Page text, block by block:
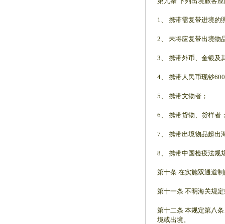
1、 携带需复带进境的
2、 未将应复带出境物
3、 携带外币、金银及
4、 携带人民币现钞
5、 携带文物者；
6、 携带货物、货样者
7、 携带出境物品超出
8、 携带中国检疫法规
第十条 在实施双通道
第十一条 不明海关规
第十二条 本规定第八
境或出境。